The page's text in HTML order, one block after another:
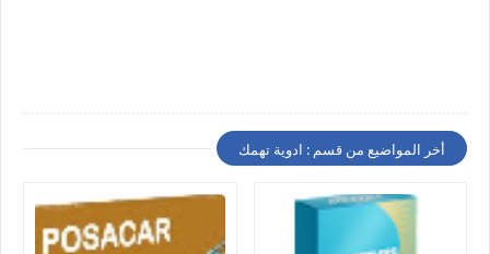
أخر المواضيع من قسم : ادوية تهمك